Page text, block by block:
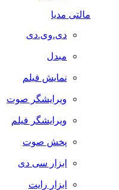
مالتی مدیا
دی.وی.دی
مبدل
نمایش فیلم
ویرایشگر صوت
ویرایشگر فیلم
پخش صوت
ابزار سی دی
ابزار رایت